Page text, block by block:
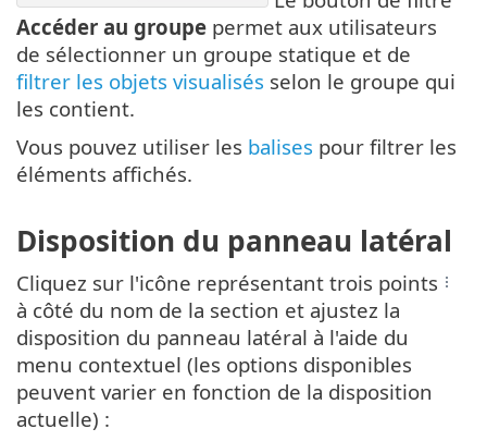
Accéder au groupe permet aux utilisateurs
de sélectionner un groupe statique et de
filtrer les objets visualisés selon le groupe qui
les contient.
Vous pouvez utiliser les balises pour filtrer les
éléments affichés.
Disposition du panneau latéral
Cliquez sur l'icône représentant trois points
à côté du nom de la section et ajustez la
disposition du panneau latéral à l'aide du
menu contextuel (les options disponibles
peuvent varier en fonction de la disposition
actuelle) :